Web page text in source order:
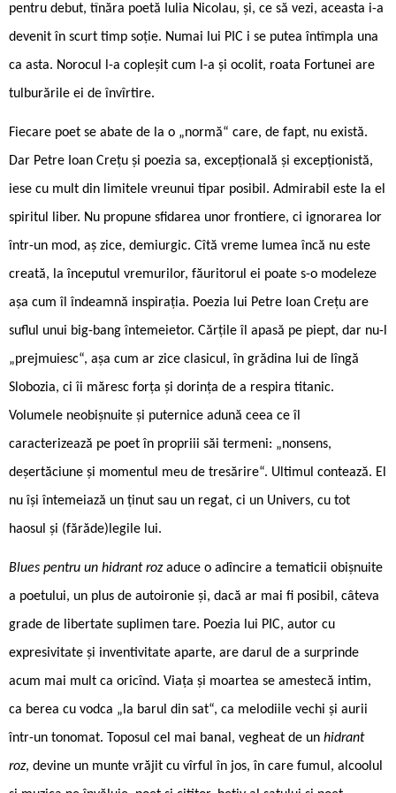
pentru debut, tînăra poetă Iulia Nicolau, și, ce să vezi, aceasta i-a
devenit în scurt timp soție. Numai lui PIC i se putea întîmpla una
ca asta. Norocul l-a copleșit cum l-a și ocolit, roata Fortunei are
tulburările ei de învîrtire.
Fiecare poet se abate de la o „normă“ care, de fapt, nu există.
Dar Petre Ioan Crețu și poezia sa, excepțională și excepționistă,
iese cu mult din limitele vreunui tipar posibil. Admirabil este la el
spiritul liber. Nu propune sfidarea unor frontiere, ci ignorarea lor
într-un mod, aș zice, demiurgic. Cîtă vreme lumea încă nu este
creată, la începutul vremurilor, făuritorul ei poate s-o modeleze
așa cum îl îndeamnă inspirația. Poezia lui Petre Ioan Crețu are
suflul unui big-bang întemeietor. Cărțile îl apasă pe piept, dar nu-l
„prejmuiesc“, așa cum ar zice clasicul, în grădina lui de lîngă
Slobozia, ci îi măresc forța și dorința de a respira titanic.
Volumele neobișnuite și puternice adună ceea ce îl
caracterizează pe poet în propriii săi termeni: „nonsens,
deșertăciune și momentul meu de tresărire“. Ultimul contează. El
nu își întemeiază un ținut sau un regat, ci un Univers, cu tot
haosul și (fărăde)legile lui.
Blues pentru un hidrant rozaduce o adîncire a tematicii obișnuite
a poetului, un plus de autoironie și, dacă ar mai fi posibil, câteva
grade de libertate suplimen tare. Poezia lui PIC, autor cu
expresivitate și inventivitate aparte, are darul de a surprinde
acum mai mult ca oricînd. Viața și moartea se amestecă intim,
ca berea cu vodca „la barul din sat“, ca melodiile vechi și aurii
într-un tonomat. Toposul cel mai banal, vegheat de un hidrant
roz, devine un munte vrăjit cu vîrful în jos, în care fumul, alcoolul